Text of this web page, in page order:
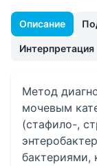
Описание
Интерпретация
Метод
мочевым
(стафило-,
бактериями,